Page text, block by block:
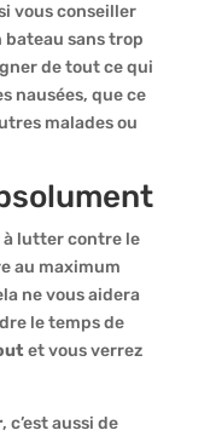
vous conseiller
bateau sans trop
de tout ce qui
nausées, que ce
malades ou
à lutter contre le
au maximum
ne vous aidera
le temps de
et vous verrez
, c’est aussi de